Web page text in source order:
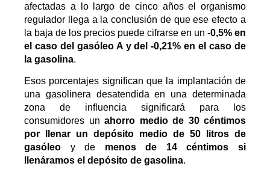
afectadas a lo largo de cinco años el organismo
regulador llega a la conclusión de que ese efecto a
la baja de los precios puede cifrarse en un -0,5% en
el caso del gasóleo A y del -0,21% en el caso de
la gasolina.
Esos porcentajes significan que la implantación de
una gasolinera desatendida en una determinada
zona de influencia significará para los
consumidores un ahorro medio de 30 céntimos
por llenar un depósito medio de 50 litros de
gasóleo y de menos de 14 céntimos si
llenáramos el depósito de gasolina.